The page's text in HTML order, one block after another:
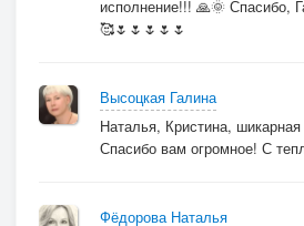
Морской прибой.
исполнение!!! 🙏🌞 Спасибо,
🥰🌷🌷🌷🌷🌷
Высоцкая Галина
Наталья, Кристина,
Спасибо вам огромное! С
Фёдорова Наталья